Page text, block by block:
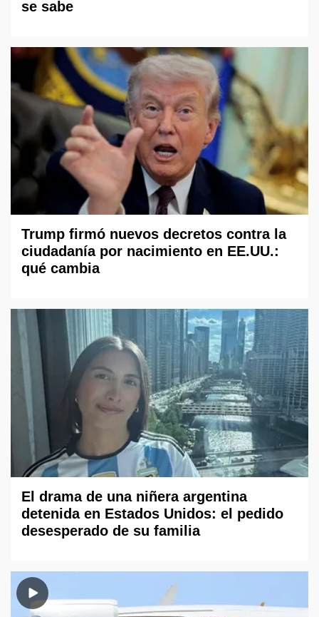
se sabe
Trump firmó nuevos decretos contra la
ciudadanía por nacimiento en EE.UU.:
qué cambia
El drama de una niñera argentina
detenida en Estados Unidos: el pedido
desesperado de su familia